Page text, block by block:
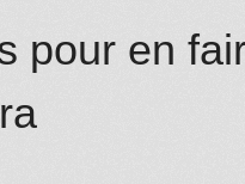
pour en